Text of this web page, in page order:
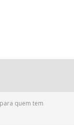
quem tem